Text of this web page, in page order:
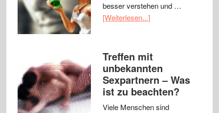
besser verstehen und …
[Weiterlesen...]
Treffen mit
unbekannten
Sexpartnern – Was
ist zu beachten?
Viele Menschen sind